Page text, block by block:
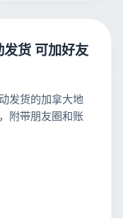
货 可加好友
发货的加拿大地
附带朋友圈和账